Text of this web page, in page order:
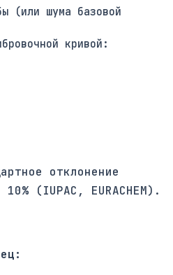
(или шума базовой
кривой:
отклонение
(IUPAC, EURACHEM).